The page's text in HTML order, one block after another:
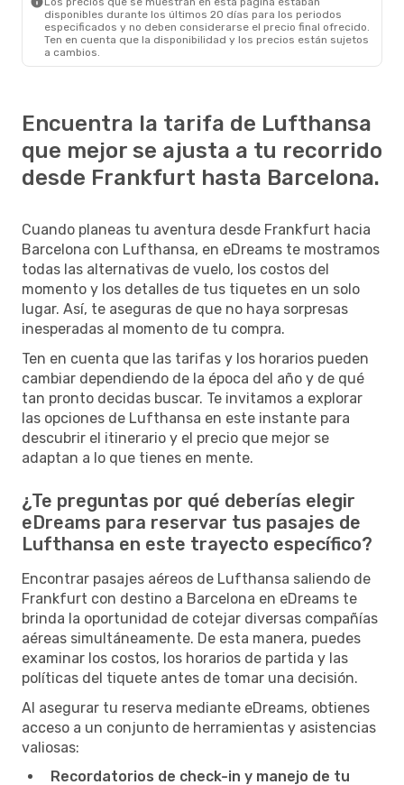
disponibles durante los últimos 20 días para los periodos
especificados y no deben considerarse el precio final ofrecido.
Ten en cuenta que la disponibilidad y los precios están sujetos
a cambios.
Encuentra la tarifa de Lufthansa
que mejor se ajusta a tu recorrido
desde Frankfurt hasta Barcelona.
Cuando planeas tu aventura desde Frankfurt hacia
Barcelona con Lufthansa, en eDreams te mostramos
todas las alternativas de vuelo, los costos del
momento y los detalles de tus tiquetes en un solo
lugar. Así, te aseguras de que no haya sorpresas
inesperadas al momento de tu compra.
Ten en cuenta que las tarifas y los horarios pueden
cambiar dependiendo de la época del año y de qué
tan pronto decidas buscar. Te invitamos a explorar
las opciones de Lufthansa en este instante para
descubrir el itinerario y el precio que mejor se
adaptan a lo que tienes en mente.
¿Te preguntas por qué deberías elegir
eDreams para reservar tus pasajes de
Lufthansa en este trayecto específico?
Encontrar pasajes aéreos de Lufthansa saliendo de
Frankfurt con destino a Barcelona en eDreams te
brinda la oportunidad de cotejar diversas compañías
aéreas simultáneamente. De esta manera, puedes
examinar los costos, los horarios de partida y las
políticas del tiquete antes de tomar una decisión.
Al asegurar tu reserva mediante eDreams, obtienes
acceso a un conjunto de herramientas y asistencias
valiosas:
Recordatorios de check-in y manejo de tu